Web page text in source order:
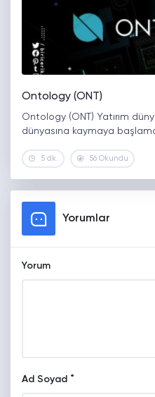
Ontology (ONT)
Ontology (ONT) Yatırım
dünyasına kaymaya
5 dk. 56 Okundu
Yorumlar
Yorum
Ad Soyad *